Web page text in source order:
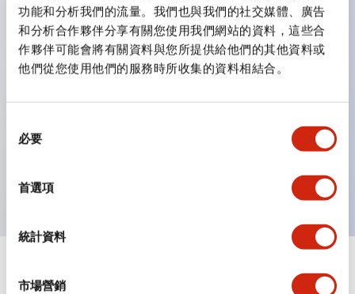
功能和分析我們的流量。我們也與我們的社交媒體、廣告
和分析合作夥伴分享有關您使用我們網站的資料，這些合
作夥伴可能會將有關資料與您所提供給他們的其他資料或
他們從您使用他們的服務時所收集的資料相結合。
必要
首選項
統計資料
市場營銷
可搭載高電壓類型的LED燈泡，直連類型的額定使用電
壓最高可支援至240V。
不需要端子蓋。（不包括指示燈的直連類型）
一顆LED燈泡（LSRD燈泡）可實現六種顏色的功能。過
去每種顏色分開的LED燈泡，現在可用一顆單色LED燈
UL、CSA、TÜV、CCC認證品。（部分機種除外）
文件和檔案